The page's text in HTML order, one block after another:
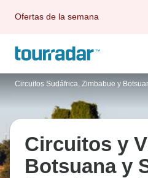
Ofertas de la semana
Circuitos Sudáfrica, Zimbabue y
Circuitos y
Botsuana y